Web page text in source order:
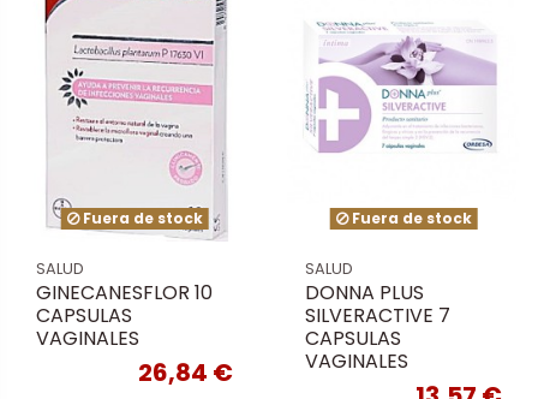
Fuera de stock
SALUD
GINECANESFLOR 10
CAPSULAS
VAGINALES
26,84 €
Fuera de stock
SALUD
DONNA PLUS
SILVERACTIVE 7
CAPSULAS
VAGINALES